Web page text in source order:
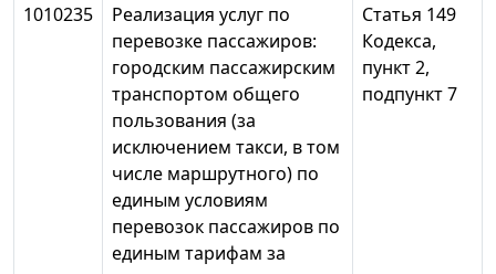
1010235
Реализация услуг по
перевозке пассажиров:
городским пассажирским
транспортом общего
пользования (за
исключением такси, в том
числе маршрутного) по
единым условиям
перевозок пассажиров по
единым тарифам за
Статья 149
Кодекса,
пункт 2,
подпункт 7